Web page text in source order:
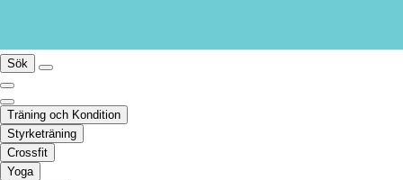
Sök
Träning och Kondition
Styrketräning
Crossfit
Yoga